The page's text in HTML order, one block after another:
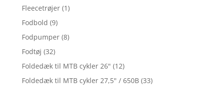
Fleecetrøjer (1)
Fodbold (9)
Fodpumper (8)
Fodtøj (32)
Foldedæk til MTB cykler 26" (12)
Foldedæk til MTB cykler 27,5" / 650B (33)